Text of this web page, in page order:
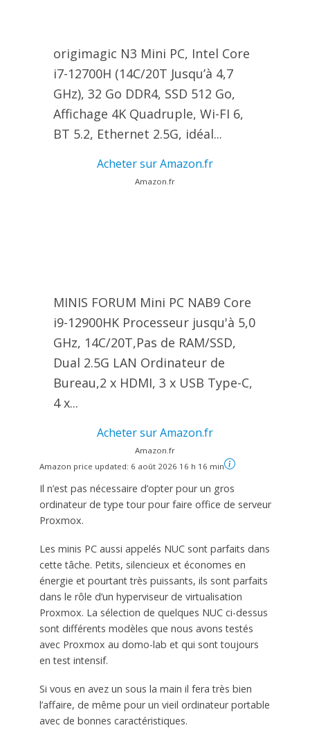
origimagic N3 Mini PC, Intel Core
i7-12700H (14C/20T Jusqu’à 4,7
GHz), 32 Go DDR4, SSD 512 Go,
Affichage 4K Quadruple, Wi-FI 6,
BT 5.2, Ethernet 2.5G, idéal...
Acheter sur Amazon.fr
Amazon.fr
MINIS FORUM Mini PC NAB9 Core
i9-12900HK Processeur jusqu'à 5,0
GHz, 14C/20T,Pas de RAM/SSD,
Dual 2.5G LAN Ordinateur de
Bureau,2 x HDMI, 3 x USB Type-C,
4 x...
Acheter sur Amazon.fr
Amazon.fr
Amazon price updated: 6 août 2026 16 h 16 min
Il n’est pas nécessaire d’opter pour un gros
ordinateur de type tour pour faire office de serveur
Proxmox.
Les minis PC aussi appelés NUC sont parfaits dans
cette tâche. Petits, silencieux et économes en
énergie et pourtant très puissants, ils sont parfaits
dans le rôle d’un hyperviseur de virtualisation
Proxmox. La sélection de quelques NUC ci-dessus
sont différents modèles que nous avons testés
avec Proxmox au domo-lab et qui sont toujours
en test intensif.
Si vous en avez un sous la main il fera très bien
l’affaire, de même pour un vieil ordinateur portable
avec de bonnes caractéristiques.